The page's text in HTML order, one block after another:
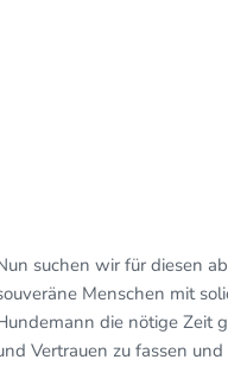
suchen wir für diesen
Menschen mit
die nötige Zeit
Vertrauen zu fassen